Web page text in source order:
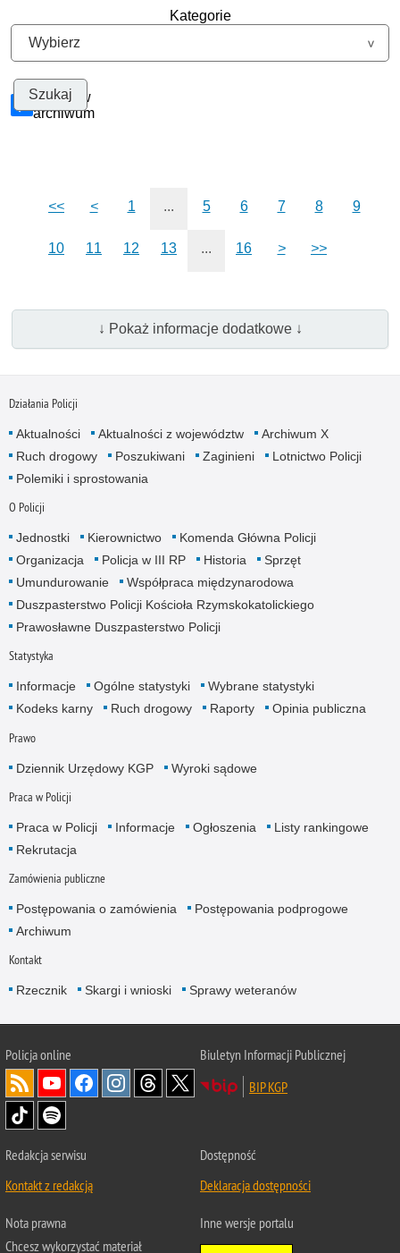
Kategorie
Szukaj w
archiwum
<< < 1 ... 5 6 7 8 9
10 11 12 13 ... 16 > >>
↓ Pokaż informacje dodatkowe ↓
Działania Policji
Aktualności Aktualności z województw
Archiwum X
Ruch drogowy
Poszukiwani Zaginieni
Lotnictwo Policji
Polemiki i sprostowania
O Policji
Jednostki Kierownictwo
Komenda Główna Policji
Organizacja
Policja w III RP Historia
Sprzęt
Umundurowanie
Współpraca międzynarodowa
Duszpasterstwo Policji Kościoła Rzymskokatolickiego
Prawosławne Duszpasterstwo Policji
Statystyka
Informacje Ogólne statystyki
Wybrane statystyki
Kodeks karny
Ruch drogowy Raporty Opinia publiczna
Prawo
Dziennik Urzędowy KGP Wyroki sądowe
Praca w Policji
Praca w Policji Informacje Ogłoszenia
Listy rankingowe
Rekrutacja
Zamówienia publiczne
Postępowania o zamówienia
Postępowania podprogowe
Archiwum
Kontakt
Rzecznik Skargi i wnioski Sprawy weteranów
Policjaonline
Biuletyn Informacji Publicznej
BIP KGP
Redakcja serwisu
Kontakt z redakcją
Dostępność
Deklaracja dostępności
Nota prawna
Chcesz wykorzystać materiał
Inne wersje portalu